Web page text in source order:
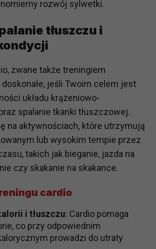
rozwój sylwetki.
tłuszczu i
zwane także treningiem
jeśli Twoim celem jest
układu krążeniowo-
spalanie tkanki tłuszczowej.
na aktywnościach, które utrzymują
lub wysokim tempie przez
takich jak bieganie, jazda na
czy skakanie na skakance.
cardio
i tłuszczu: Cardio pomaga
co przy odpowiednim
prowadzi do utraty